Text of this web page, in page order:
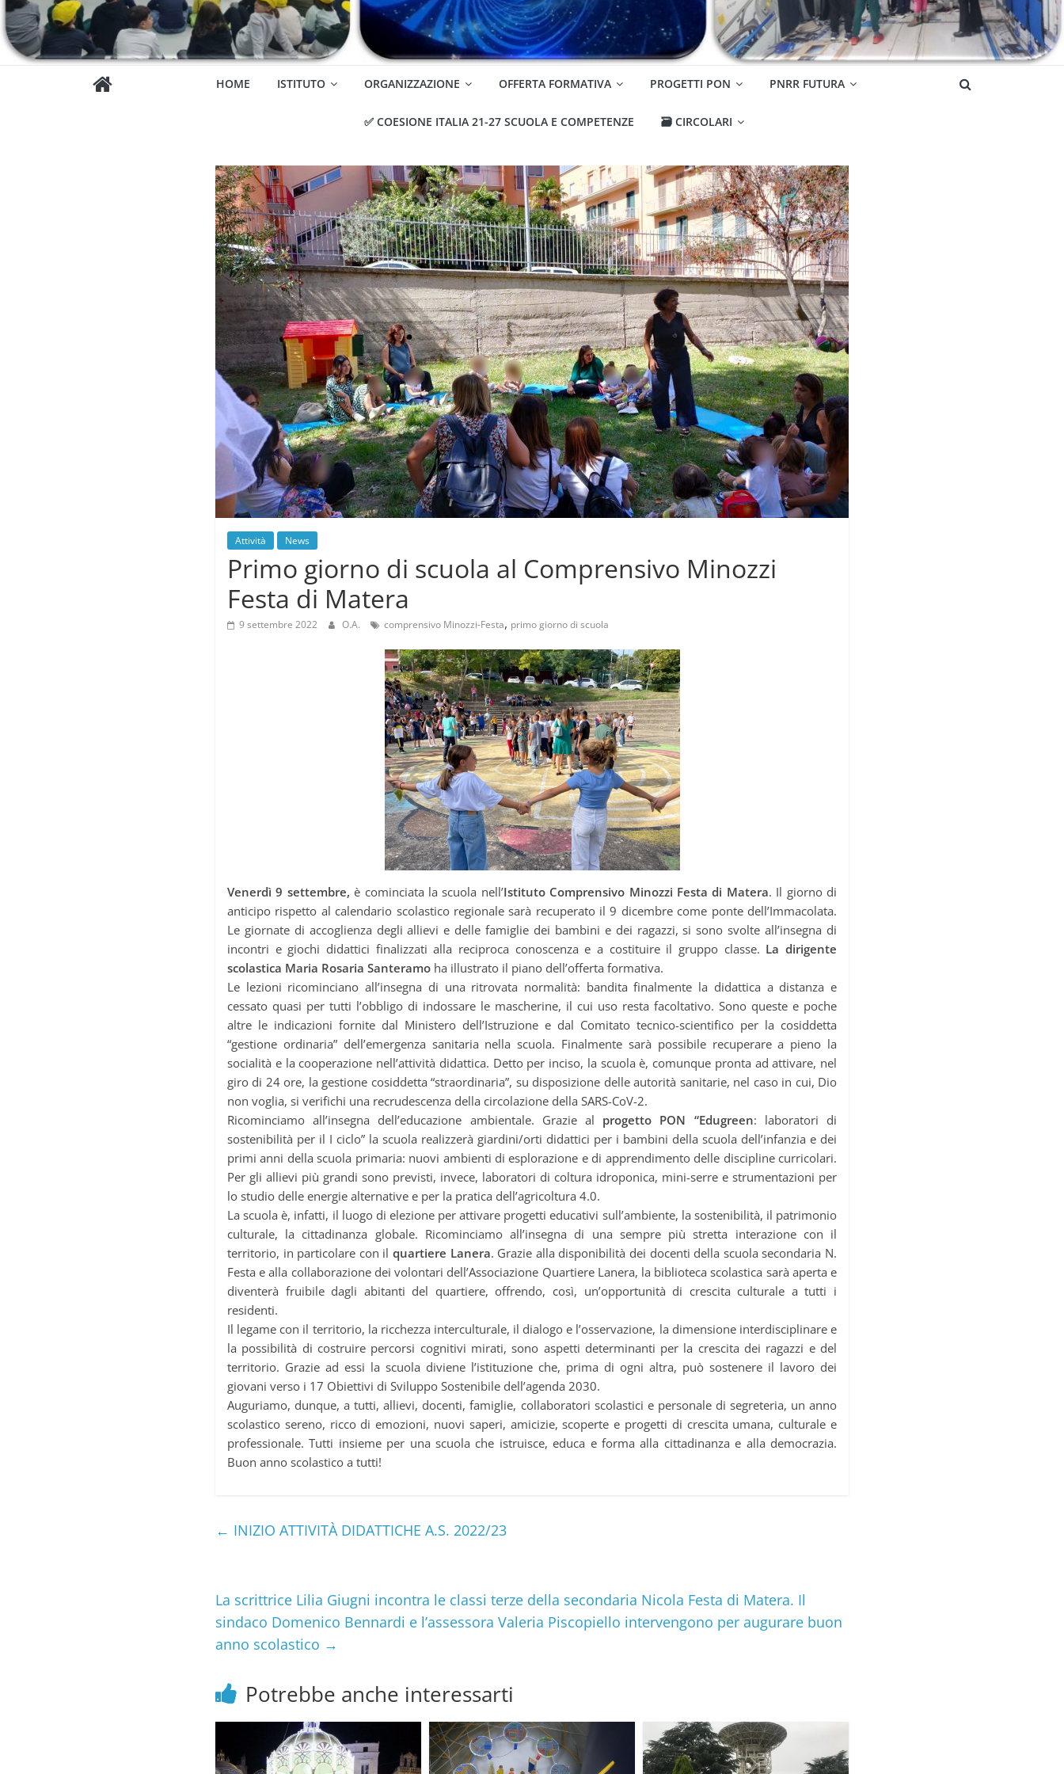
HOME ISTITUTO ORGANIZZAZIONE OFFERTA FORMATIVA PROGETTI PON PNRR FUTURA
✅ COESIONE ITALIA 21-27 SCUOLA E COMPETENZE 🗃️ CIRCOLARI
Attività News
Primo giorno di scuola al Comprensivo Minozzi
Festa di Matera
9 settembre 2022 O.A. comprensivo Minozzi-Festa, primo giorno di scuola
Venerdì 9 settembre, è cominciata la scuola nell’Istituto Comprensivo Minozzi Festa di Matera. Il giorno di
anticipo rispetto al calendario scolastico regionale sarà recuperato il 9 dicembre come ponte dell’Immacolata.
Le giornate di accoglienza degli allievi e delle famiglie dei bambini e dei ragazzi, si sono svolte all’insegna di
incontri e giochi didattici finalizzati alla reciproca conoscenza e a costituire il gruppo classe. La dirigente
scolastica Maria Rosaria Santeramo ha illustrato il piano dell’offerta formativa.
Le lezioni ricominciano all’insegna di una ritrovata normalità: bandita finalmente la didattica a distanza e
cessato quasi per tutti l’obbligo di indossare le mascherine, il cui uso resta facoltativo. Sono queste e poche
altre le indicazioni fornite dal Ministero dell’Istruzione e dal Comitato tecnico-scientifico per la cosiddetta
“gestione ordinaria” dell’emergenza sanitaria nella scuola. Finalmente sarà possibile recuperare a pieno la
socialità e la cooperazione nell’attività didattica. Detto per inciso, la scuola è, comunque pronta ad attivare, nel
giro di 24 ore, la gestione cosiddetta “straordinaria”, su disposizione delle autorità sanitarie, nel caso in cui, Dio
non voglia, si verifichi una recrudescenza della circolazione della SARS-CoV-2.
Ricominciamo all’insegna dell’educazione ambientale. Grazie al progetto PON “Edugreen: laboratori di
sostenibilità per il I ciclo” la scuola realizzerà giardini/orti didattici per i bambini della scuola dell’infanzia e dei
primi anni della scuola primaria: nuovi ambienti di esplorazione e di apprendimento delle discipline curricolari.
Per gli allievi più grandi sono previsti, invece, laboratori di coltura idroponica, mini-serre e strumentazioni per
lo studio delle energie alternative e per la pratica dell’agricoltura 4.0.
La scuola è, infatti, il luogo di elezione per attivare progetti educativi sull’ambiente, la sostenibilità, il patrimonio
culturale, la cittadinanza globale. Ricominciamo all’insegna di una sempre più stretta interazione con il
territorio, in particolare con il quartiere Lanera. Grazie alla disponibilità dei docenti della scuola secondaria N.
Festa e alla collaborazione dei volontari dell’Associazione Quartiere Lanera, la biblioteca scolastica sarà aperta e
diventerà fruibile dagli abitanti del quartiere, offrendo, così, un’opportunità di crescita culturale a tutti i
residenti.
Il legame con il territorio, la ricchezza interculturale, il dialogo e l’osservazione, la dimensione interdisciplinare e
la possibilità di costruire percorsi cognitivi mirati, sono aspetti determinanti per la crescita dei ragazzi e del
territorio. Grazie ad essi la scuola diviene l’istituzione che, prima di ogni altra, può sostenere il lavoro dei
giovani verso i 17 Obiettivi di Sviluppo Sostenibile dell’agenda 2030.
Auguriamo, dunque, a tutti, allievi, docenti, famiglie, collaboratori scolastici e personale di segreteria, un anno
scolastico sereno, ricco di emozioni, nuovi saperi, amicizie, scoperte e progetti di crescita umana, culturale e
professionale. Tutti insieme per una scuola che istruisce, educa e forma alla cittadinanza e alla democrazia.
Buon anno scolastico a tutti!
← INIZIO ATTIVITÀ DIDATTICHE A.S. 2022/23
La scrittrice Lilia Giugni incontra le classi terze della secondaria Nicola Festa di Matera. Il
sindaco Domenico Bennardi e l’assessora Valeria Piscopiello intervengono per augurare buon
anno scolastico →
Potrebbe anche interessarti